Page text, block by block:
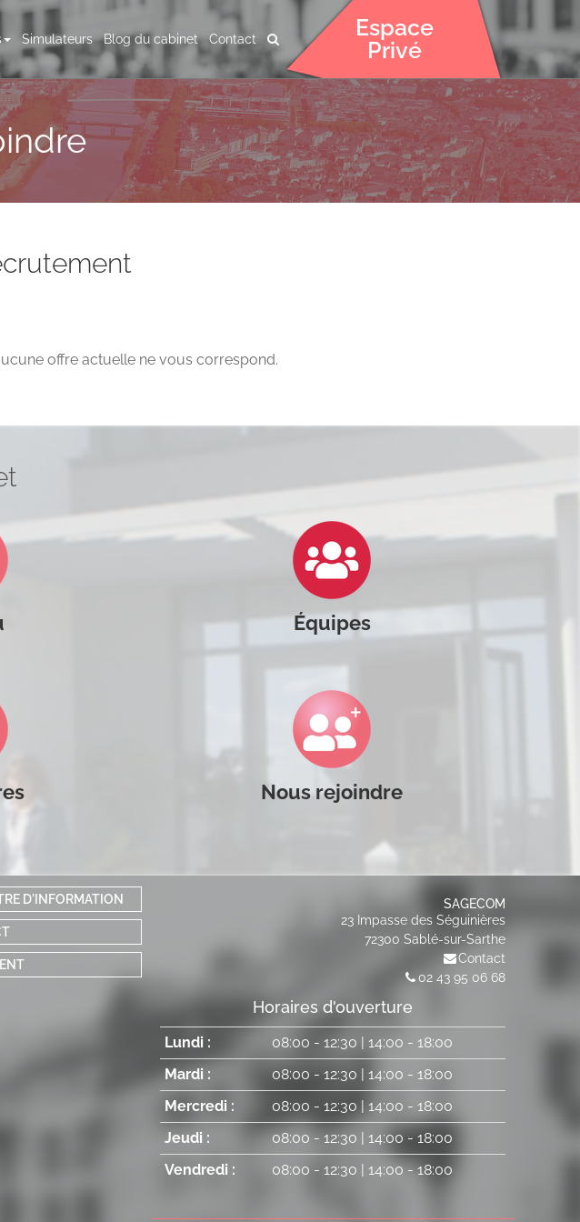
Simulateurs Blog du cabinet Contact
Espace
Privé
offre actuelle ne vous correspond.
Équipes
Nous rejoindre
D'INFORMATION
SAGECOM
23 Impasse des Séguinières
72300 Sablé-sur-Sarthe
Contact
02 43 95 06 68
Horaires d'ouverture
Lundi : 08:00 - 12:30 | 14:00 - 18:00
Mardi :
08:00 - 12:30 | 14:00 - 18:00
Mercredi :
08:00 - 12:30 | 14:00 - 18:00
Jeudi :
08:00 - 12:30 | 14:00 - 18:00
Vendredi :
08:00 - 12:30 | 14:00 - 18:00